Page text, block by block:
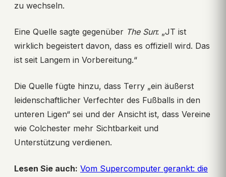
zu wechseln.
Eine Quelle sagte gegenüber The Sun: „JT ist
wirklich begeistert davon, dass es offiziell wird. Das
ist seit Langem in Vorbereitung.“
Die Quelle fügte hinzu, dass Terry „ein äußerst
leidenschaftlicher Verfechter des Fußballs in den
unteren Ligen“ sei und der Ansicht ist, dass Vereine
wie Colchester mehr Sichtbarkeit und
Unterstützung verdienen.
Lesen Sie auch: Vom Supercomputer gerankt: die